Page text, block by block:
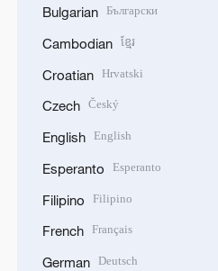
Bulgarian Български
Cambodian ខ្មែរ
Croatian Hrvatski
Czech Český
English English
Esperanto Esperanto
Filipino Filipino
French Français
German Deutsch